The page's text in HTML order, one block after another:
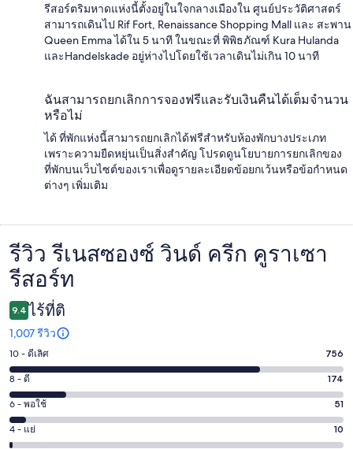
รีสอร์ตริมหาดแห่งนี้ตั้งอยู่ในใจกลางเมืองใน ศูนย์ประวัติศาสตร์
สามารถเดินไป Rif Fort, Renaissance Shopping Mall และ สะพาน
Queen Emma ได้ใน 5 นาที ในขณะที่ พิพิธภัณฑ์ Kura Hulanda
และHandelskade อยู่ห่างไปโดยใช้เวลาเดินไม่เกิน 10 นาที
ฉันสามารถยกเลิกการจองฟรีและรับเงินคืนได้เต็มจำนวน
หรือไม่
ได้ ที่พักแห่งนี้สามารถยกเลิกได้ฟรีสำหรับห้องพักบางประเภท
เพราะความยืดหยุ่นเป็นสิ่งสำคัญ โปรดดูนโยบายการยกเลิกของ
ที่พักบนเว็บไซต์ของเราเพื่อดูรายละเอียดข้อยกเว้นหรือข้อกำหนด
ต่างๆ เพิ่มเติม
รีวิว
รีวิว รีเนสซองซ์ วินด์ ครีก คูราเซา
รีสอร์ท
9.4 ไร้ที่ติ
1,007 รีวิว
คะแนน
10
-
ดี
เลิศ
10 - ดีเลิศ 756
คะแนน
8
-
ดี
8 - ดี 174
คะแนน
6
-
6 - พอใช้ 51
คะแนน
4 - แย่ 10